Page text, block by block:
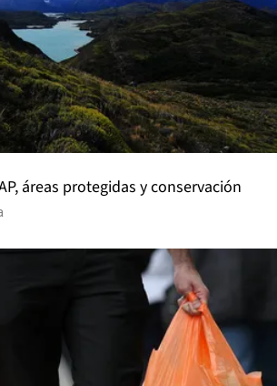
áreas protegidas y conservación